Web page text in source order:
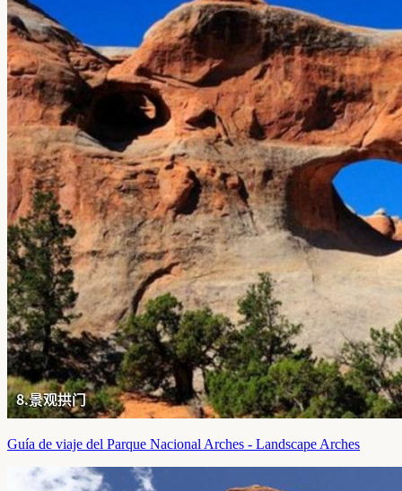
Guía de viaje del Parque Nacional Arches - Landscape Arches